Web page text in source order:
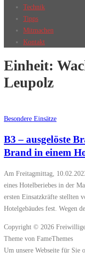
Technik
Tipps
Mitmachen
Kontakt
Einheit:
Leupolz
Besondere Einsätze
B3 – ausgelöste
Brand in einem
Am Freitagmittag,
eines Hotelberiebes in der
ersten Einsatzkräfte stellten
Hotelgebäudes fest. Wegen
Copyright © 2026
Theme von FameThemes
Um unsere Webseite für Sie